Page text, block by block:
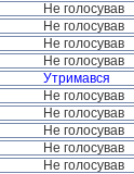
Не голосував
Не голосував
Не голосував
Не голосував
Утримався
Не голосував
Не голосував
Не голосував
Не голосував
Не голосував